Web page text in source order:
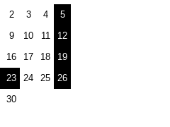
2 3 4
5
9 10 11
12
16 17 18
19
23 24 25
26
30